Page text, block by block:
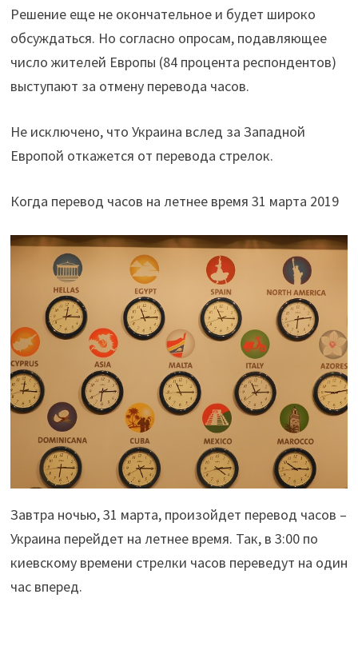
Решение еще не окончательное и будет широко
обсуждаться. Но согласно опросам, подавляющее
число жителей Европы (84 процента респондентов)
выступают за отмену перевода часов.
Не исключено, что Украина вслед за Западной
Европой откажется от перевода стрелок.
Когда перевод часов на летнее время 31 марта 2019
Завтра ночью, 31 марта, произойдет перевод часов –
Украина перейдет на летнее время. Так, в 3:00 по
киевскому времени стрелки часов переведут на один
час вперед.